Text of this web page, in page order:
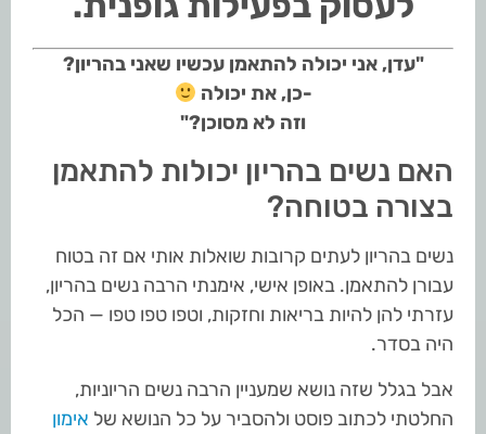
"עדן, אני יכולה להתאמן עכשיו שאני בהריון?
-כן, את יכולה
וזה לא מסוכן?"
האם נשים בהריון יכולות להתאמן
בצורה בטוחה?
נשים בהריון לעתים קרובות שואלות אותי אם זה בטוח
עבורן להתאמן. באופן אישי, אימנתי הרבה נשים בהריון,
עזרתי להן להיות בריאות וחזקות, וטפו טפו טפו — הכל
היה בסדר.
אבל בגלל שזה נושא שמעניין הרבה נשים הריוניות,
החלטתי לכתוב פוסט ולהסביר על כל הנושא שלאימון